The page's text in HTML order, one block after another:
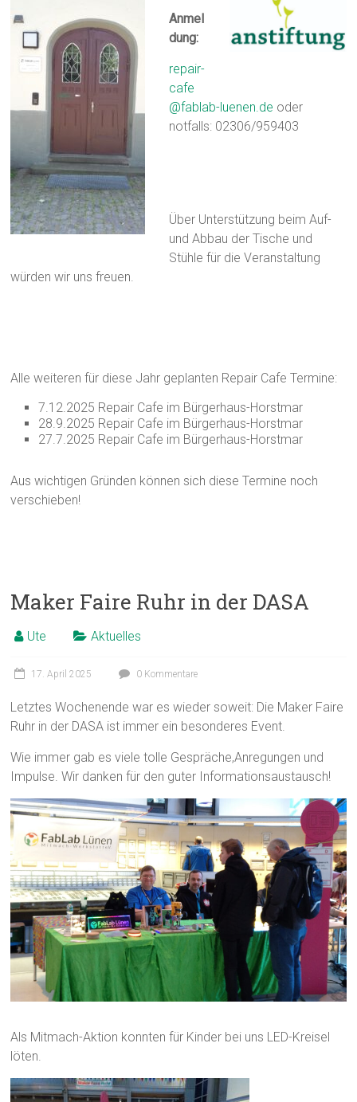
Anmel
dung:
repair-
cafe
@fablab-luenen.de oder
notfalls: 02306/959403
Über Unterstützung beim Auf-
und Abbau der Tische und
Stühle für die Veranstaltung
würden wir uns freuen.
Alle weiteren für diese Jahr geplanten Repair Cafe Termine:
7.12.2025 Repair Cafe im Bürgerhaus-Horstmar
28.9.2025 Repair Cafe im Bürgerhaus-Horstmar
27.7.2025 Repair Cafe im Bürgerhaus-Horstmar
Aus wichtigen Gründen können sich diese Termine noch
verschieben!
Maker Faire Ruhr in der DASA
Ute Aktuelles
17. April 2025 0 Kommentare
Letztes Wochenende war es wieder soweit: Die Maker Faire
Ruhr in der DASA ist immer ein besonderes Event.
Wie immer gab es viele tolle Gespräche,Anregungen und
Impulse. Wir danken für den guter Informationsaustausch!
Als Mitmach-Aktion konnten für Kinder bei uns LED-Kreisel
löten.